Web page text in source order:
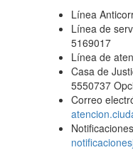
Línea
Línea de
5169017
Línea de
Casa de
5550737
Correo